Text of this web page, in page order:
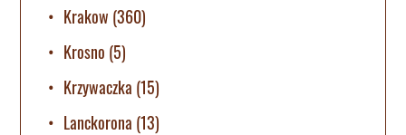
Krakow (360)
Krosno (5)
Krzywaczka (15)
Lanckorona (13)